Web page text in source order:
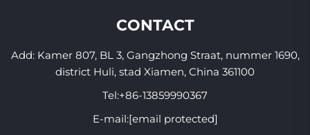
CONTACT
Add: Kamer 807, BL 3, Gangzhong Straat, nummer 1690,
district Huli, stad Xiamen, China 361100
Tel:+86-13859990367
E-mail:[email protected]